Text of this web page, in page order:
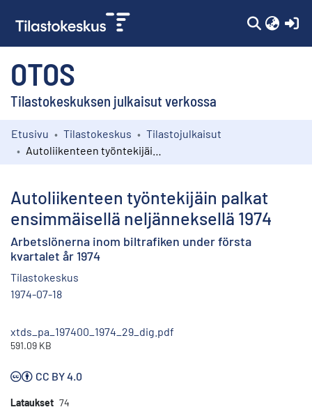
OTOS
Tilastokeskuksen julkaisut verkossa
Kokoelmat
Etusivu Tilastokeskus
Tilastojulkaisut
Autoliikenteen työntekijäin palkat
ensimmäisellä neljänneksellä 1974
Arbetslönerna inom biltrafiken under första
kvartalet år 1974
Tilastokeskus
1974-07-18
xtds_pa_197400_1974_29_dig.pdf
591.09 KB
CC BY 4.0
Lataukset 74